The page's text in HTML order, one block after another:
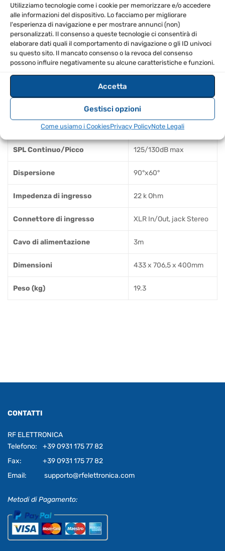
Utilizziamo tecnologie come i cookie per memorizzare e/o accedere
alle informazioni del dispositivo. Lo facciamo per migliorare
l'esperienza di navigazione e per mostrare annunci (non)
personalizzati. Il consenso a queste tecnologie ci consentirà di
elaborare dati quali il comportamento di navigazione o gli ID univoci
su questo sito. Il mancato consenso o la revoca del consenso
possono influire negativamente su alcune caratteristiche e funzioni.
Accetta
Gestisci opzioni
Come usiamo i CookiesPrivacy PolicyNote Legali
SPECIFICHE TECNICHE
Configurazione 2 vie
Amplificatore integrato LF/HF 1200/300W
Driver ad alta frequenza 1", bobina 1.4"
SPL Continuo/Picco 125/130dB max
Dispersione 90°x60°
Impedenza di ingresso 22 k Ohm
Connettore di ingresso XLR In/Out, jack Stereo
Cavo di alimentazione 3m
Dimensioni 433 x 706,5 x 400mm
Peso (kg) 19.3
CONTATTI
RF ELETTRONICA
Telefono:
+39 0931 175 77 82
Fax:
+39 0931 175 77 82
Email:
supporto@rfelettronica.com
Metodi di Pagamento: